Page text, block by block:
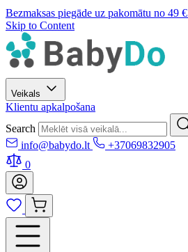
Bezmaksas piegāde uz pakomātu no 49 €
Skip to Content
Veikals
Klientu apkalpošana
Search
info@babydo.lt
+37069832905
0